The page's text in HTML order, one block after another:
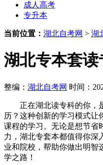
成人高考
专升本
当前位置： 湖北自考网 > 湖
湖北专本套
整编： 湖北自考网 时间：
正在湖北读专科的你，
历？这种创新的学习模式让
课程的学习。无论是想节省
力，湖北专套本都值得你深
业和院校，帮助你做出明智
学之路！